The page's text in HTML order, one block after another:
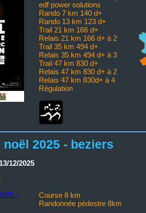
edf power solutions
Rando 7 km 140 d+
Rando 13 km 123 d+
Trail 21 km 166 d+
Relais 21 km 166 d+ à 2
Trail 35 km 494 d+
Relais 35 km 494 d+ à 3
Trail 47 km 830 d+
Relais 47 km 830 d+ à 2
Relais 47 km 830d+ à 4
Régulation
noël 2025 - beziers
12/2025
Course 8 km
Randonnée pédestre 8km